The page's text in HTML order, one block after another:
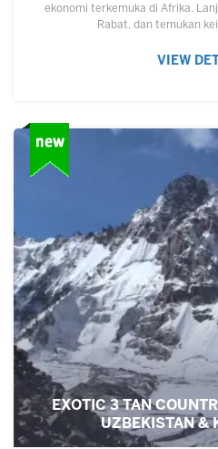
ekonomi terkemuka di Afrika.
Rabat, dan temukan
VIEW
EXOTIC 3 TAN
UZBEKISTAN &